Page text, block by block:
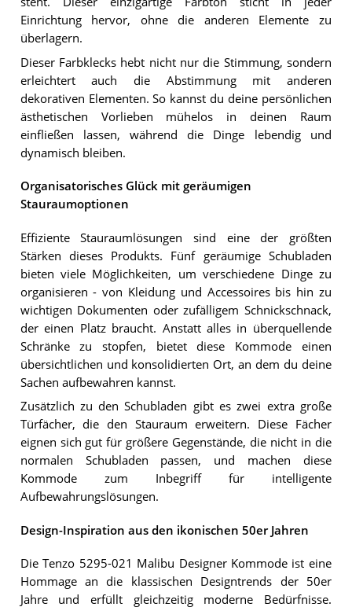
Einrichtung hervor, ohne die anderen Elemente zu
überlagern.
Dieser Farbklecks hebt nicht nur die Stimmung, sondern
erleichtert auch die Abstimmung mit anderen
dekorativen Elementen. So kannst du deine persönlichen
ästhetischen Vorlieben mühelos in deinen Raum
einfließen lassen, während die Dinge lebendig und
dynamisch bleiben.
Organisatorisches Glück mit geräumigen
Stauraumoptionen
Effiziente Stauraumlösungen sind eine der größten
Stärken dieses Produkts. Fünf geräumige Schubladen
bieten viele Möglichkeiten, um verschiedene Dinge zu
organisieren - von Kleidung und Accessoires bis hin zu
wichtigen Dokumenten oder zufälligem Schnickschnack,
der einen Platz braucht. Anstatt alles in überquellende
Schränke zu stopfen, bietet diese Kommode einen
übersichtlichen und konsolidierten Ort, an dem du deine
Sachen aufbewahren kannst.
Zusätzlich zu den Schubladen gibt es zwei extra große
Türfächer, die den Stauraum erweitern. Diese Fächer
eignen sich gut für größere Gegenstände, die nicht in die
normalen Schubladen passen, und machen diese
Kommode zum Inbegriff für intelligente
Aufbewahrungslösungen.
Design-Inspiration aus den ikonischen 50er Jahren
Die Tenzo 5295-021 Malibu Designer Kommode ist eine
Hommage an die klassischen Designtrends der 50er
Jahre und erfüllt gleichzeitig moderne Bedürfnisse.